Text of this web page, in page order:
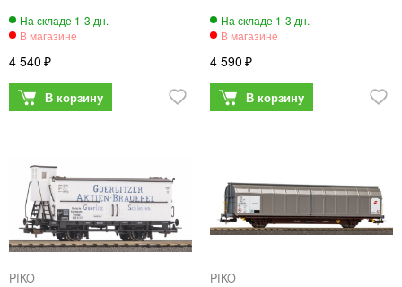
4 540 4 590
PIKO PIKO